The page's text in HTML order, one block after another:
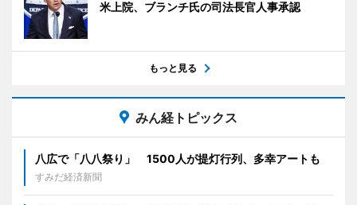
米上院、ブランチ氏の司法長官人事承認
もっと見る
みん経トピックス
八広で「八八祭り」 1500人が提灯行列、多幸アートも
すみだ経済新聞